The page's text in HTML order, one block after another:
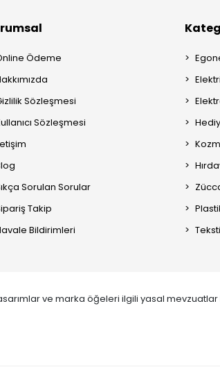
Ödeme
Sözleşmesi
Sözleşmesi
Sorulan Sorular
Takip
Bildirimleri
ve marka öğeleri ilgili yasal mevzuatlar